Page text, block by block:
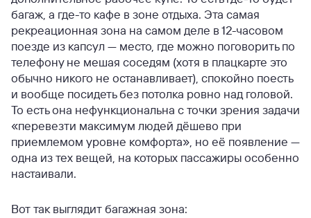
багаж, а где-то кафе в зоне отдыха. Эта самая
рекреационная зона на самом деле в 12-часовом
поезде из капсул — место, где можно поговорить по
телефону не мешая соседям (хотя в плацкарте это
обычно никого не останавливает), спокойно поесть
и вообще посидеть без потолка ровно над головой.
То есть она нефункциональна с точки зрения задачи
«перевезти максимум людей дёшево при
приемлемом уровне комфорта», но её появление —
одна из тех вещей, на которых пассажиры особенно
настаивали.
Вот так выглядит багажная зона: